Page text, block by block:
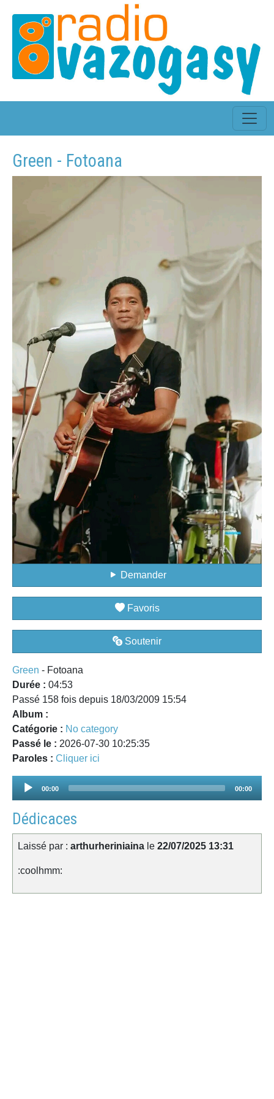
Green - Fotoana
Demander
Favoris
Soutenir
Green - Fotoana
Durée : 04:53
Passé 158 fois depuis 18/03/2009 15:54
Album :
Catégorie : No category
Passé le : 2026-07-30 10:25:35
Paroles : Cliquer ici
Audio
00:00 00:00
Dédicaces
Laissé par : arthurheriniaina le 22/07/2025 13:31
:coolhmm: